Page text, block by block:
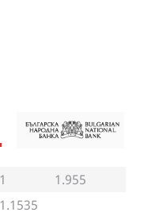
1
1.955
1.1535